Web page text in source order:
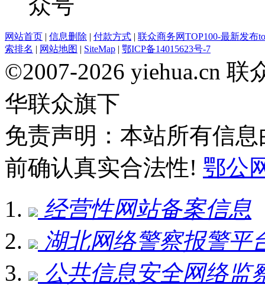
网站首页 | 信息删除 | 付款方式 | 联众商务网TOP100-最新发布
索排名 | 网站地图 | SiteMap | 鄂ICP备14015623号-7
©2007-2026 yiehua.cn
华联众旗下
免责声明：本站所有信
前确认真实合法性! 鄂公
经营性网站备案信息
湖北网络警察报警平
公共信息安全网络监